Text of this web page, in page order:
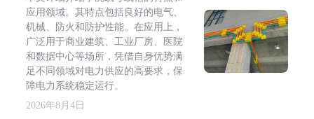
应用领域。其特点包括良好的电气、
机械、防火和防护性能。在应用上，
广泛用于商业建筑、工业厂房、医院
和数据中心等场所，凭借自身优势满
足不同领域对电力供应的高要求，保
障电力系统稳定运行。
2026年8月4日